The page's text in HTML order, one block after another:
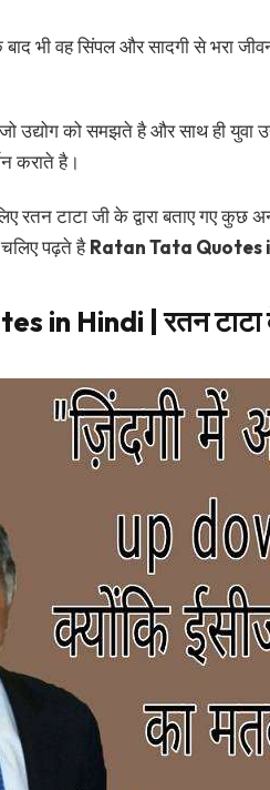
भी वह सिंपल और सादगी से भरा
जो उद्योग को समझते है और साथ ही युवा
कराते है।
रतन टाटा जी के द्वारा बताए गए
पढ़ते हैRatan Tata Quotes
in Hindi | रतन